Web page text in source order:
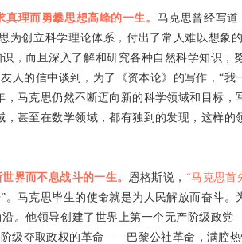
理而勇攀思想高峰的一生。 马克思曾经写道
为创立科学理论体系，付出了常人难以想象
，而且深入了解和研究各种自然科学知识
人的信中谈到，为了《资本论》的写作，“我
，马克思仍然不断迈向新的科学领域和目标，
甚至在数学领域，都有独到的发现，这样
界而不息战斗的一生。 恩格斯说， “马克思首
马克思毕生的使命就是为人民解放而奋斗
。他领导创建了世界上第一个无产阶级政
阶级夺取政权的革命——巴黎公社革命，满腔